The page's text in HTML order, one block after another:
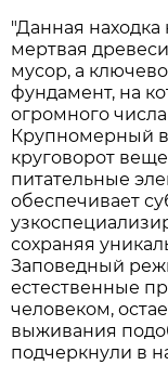
"Данная находка
мертвая
мусор, а
фундамент, на
огромного
Крупномерный
круговорот
питательные
обеспечивает
сохраняя
Заповедный
естественные
человеком,
выживания
подчеркнули в